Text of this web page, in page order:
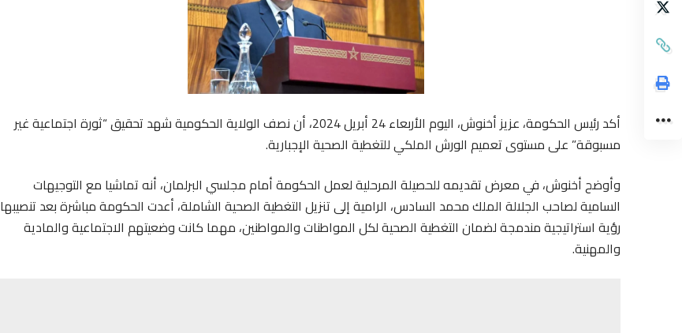
أكد رئيس الحكومة، عزيز أخنوش، اليوم الأربعاء 24 أبريل 2024، أن نصف الولاية الحكومية شهد تحقيق “ثورة اجتماعية غير
مسبوقة” على مستوى تعميم الورش الملكي للتغطية الصحية الإجبارية.
وأوضح أخنوش، في معرض تقديمه للحصيلة المرحلية لعمل الحكومة أمام مجلسي البرلمان، أنه تماشيا مع التوجيهات
السامية لصاحب الجلالة الملك محمد السادس، الرامية إلى تنزيل التغطية الصحية الشاملة، أعدت الحكومة مباشرة بعد تنصيبها
رؤية استراتيجية مندمجة لضمان التغطية الصحية لكل المواطنات والمواطنين، مهما كانت وضعيتهم الاجتماعية والمادية
والمهنية.